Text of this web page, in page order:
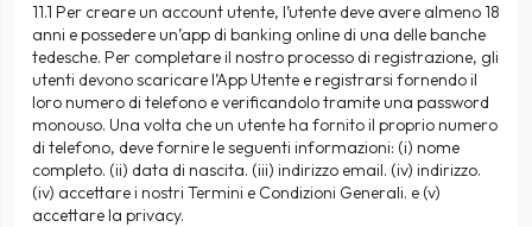
11.1 Per creare un account utente, l’utente deve avere almeno 18
anni e possedere un’app di banking online di una delle banche
tedesche. Per completare il nostro processo di registrazione, gli
utenti devono scaricare l’App Utente e registrarsi fornendo il
loro numero di telefono e verificandolo tramite una password
monouso. Una volta che un utente ha fornito il proprio numero
di telefono, deve fornire le seguenti informazioni: (i) nome
completo. (ii) data di nascita. (iii) indirizzo email. (iv) indirizzo.
(iv) accettare i nostri Termini e Condizioni Generali. e (v)
accettare la privacy.